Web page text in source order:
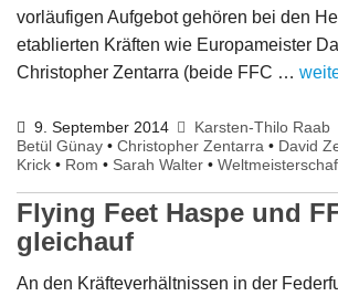
vorläufigen Aufgebot gehören bei den
etablierten Kräften wie Europameister
Christopher Zentarra (beide FFC …
9. September 2014 Karsten-Thilo Raab
Betül Günay • Christopher Zentarra • David
Krick • Rom • Sarah Walter •
Flying Feet Haspe und
gleichauf
An den Kräfteverhältnissen in der